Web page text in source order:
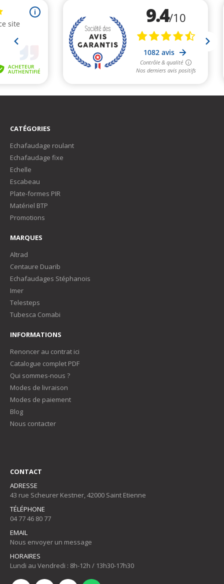
CATÉGORIES
Echafaudage roulant
Echafaudage fixe
Echelle
Escabeau
Plate-formes PIR
Matériel BTP
Promotions
MARQUES
Altrad
Centaure Duarib
Echafaudages Stéphanois
Imer
Telesteps
Tubesca Comabi
INFORMATIONS
Renoncer au contrat ici
Catalogue complet PDF
Qui sommes-nous ?
Modes de livraison
Modes de paiement
Blog
Nous contacter
CONTACT
ADRESSE
43 rue Scheurer Kestner, 42000 Saint Etienne
TÉLÉPHONE
04 77 46 80 77
EMAIL
Nous envoyer un message
HORAIRES
Lundi au Vendredi : 8h-12h / 13h30-17h30